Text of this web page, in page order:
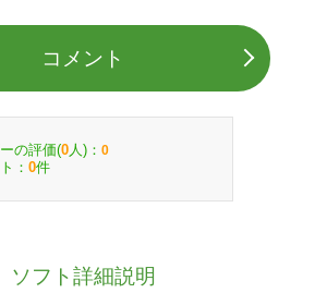
コメント
の評価(0 人)： 0
： 0件
ソフト詳細説明